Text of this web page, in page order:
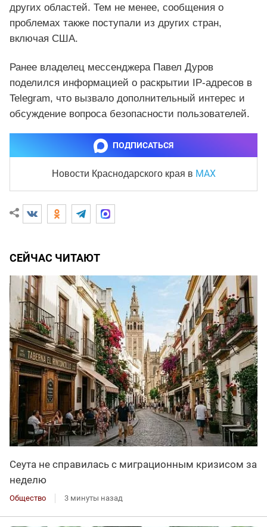
других областей. Тем не менее, сообщения о
проблемах также поступали из других стран,
включая США.
Ранее владелец мессенджера Павел Дуров
поделился информацией о раскрытии IP-адресов в
Telegram, что вызвало дополнительный интерес и
обсуждение вопроса безопасности пользователей.
ПОДПИСАТЬСЯ
Новости Краснодарского края в MAX
СЕЙЧАС ЧИТАЮТ
Сеута не справилась с миграционным кризисом за
неделю
Общество 3 минуты назад